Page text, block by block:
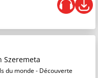
Szeremeta
du monde - Découverte